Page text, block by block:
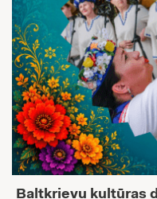
Baltkrievu kultūras